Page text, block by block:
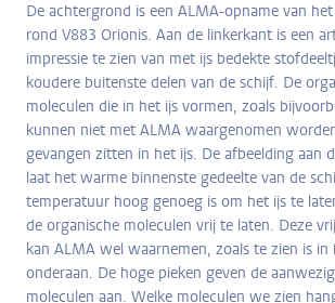
De achtergrond is een ALMA-opname van
rond V883 Orionis. Aan de linkerkant is een
impressie te zien van met ijs bedekte
koudere buitenste delen van de schijf. De
moleculen die in het ijs vormen, zoals
kunnen niet met ALMA waargenomen
gevangen zitten in het ijs. De afbeelding aan
laat het warme binnenste gedeelte van de
temperatuur hoog genoeg is om het ijs te
de organische moleculen vrij te laten. Deze
kan ALMA wel waarnemen, zoals te zien is in
onderaan. De hoge pieken geven de
moleculen aan. Welke moleculen we zien